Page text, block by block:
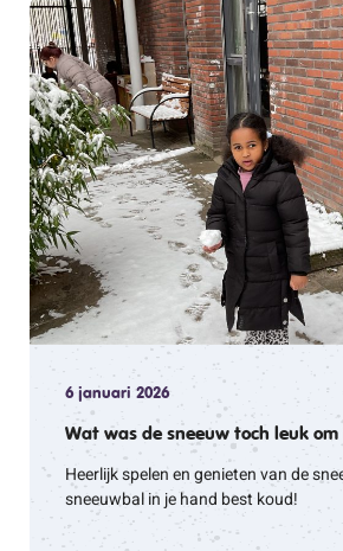
6 januari 2026
Wat was de sneeuw toch leuk
Heerlijk spelen en genieten van de
sneeuwbal in je hand best koud!